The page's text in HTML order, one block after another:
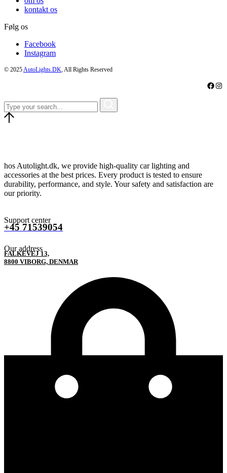
kontakt os
Følg os
Facebook
Instagram
© 2025AutoLights.DK, All Rights Reserved
hos Autolight.dk, we provide high-quality car lighting and
accessories at the best prices. Every product is tested to ensure
durability, performance, and style. Your safety and satisfaction are
our priority.
Support center
+45 71539054
Our address
FALKEVEJ 13,
8800 VIBORG, DENMAR